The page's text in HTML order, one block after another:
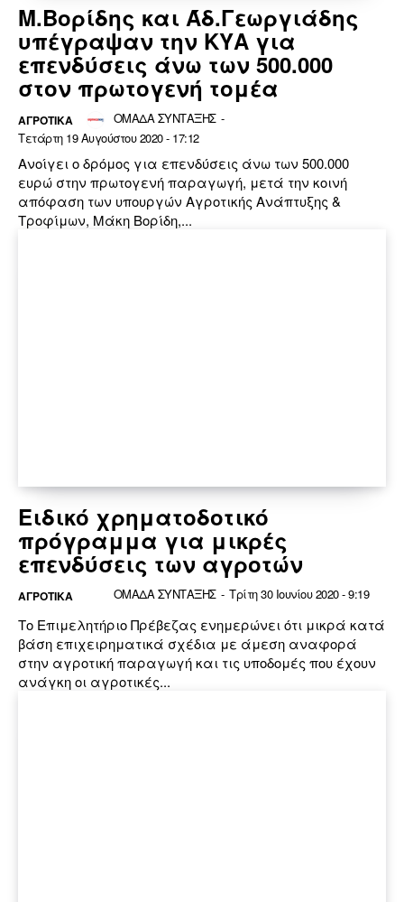
Μ.Βορίδης και Άδ.Γεωργιάδης
υπέγραψαν την ΚΥΑ για
επενδύσεις άνω των 500.000
στον πρωτογενή τομέα
ΑΓΡΟΤΙΚΑ ΟΜΑΔΑ ΣΥΝΤΑΞΗΣ -
Τετάρτη 19 Αυγούστου 2020 - 17:12
Ανοίγει ο δρόμος για επενδύσεις άνω των 500.000
ευρώ στην πρωτογενή παραγωγή, μετά την κοινή
απόφαση των υπουργών Αγροτικής Ανάπτυξης &
Τροφίμων, Μάκη Βορίδη,...
Ειδικό χρηματοδοτικό
πρόγραμμα για μικρές
επενδύσεις των αγροτών
ΑΓΡΟΤΙΚΑ ΟΜΑΔΑ ΣΥΝΤΑΞΗΣ - Τρίτη 30 Ιουνίου 2020 - 9:19
Το Επιμελητήριο Πρέβεζας ενημερώνει ότι μικρά κατά
βάση επιχειρηματικά σχέδια με άμεση αναφορά
στην αγροτική παραγωγή και τις υποδομές που έχουν
ανάγκη οι αγροτικές...